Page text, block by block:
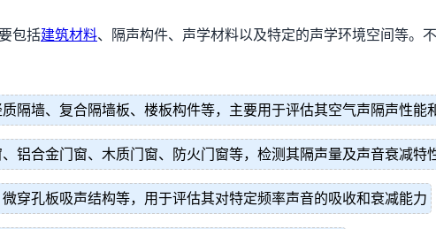
包括建筑材料、隔声构件、声学材料以及特定的声学环境空间等。
隔墙、复合隔墙板、楼板构件等，主要用于评估其空气声隔声性能
铝合金门窗、木质门窗、防火门窗等，检测其隔声量及声音衰减特
穿孔板吸声结构等，用于评估其对特定频率声音的吸收和衰减能力